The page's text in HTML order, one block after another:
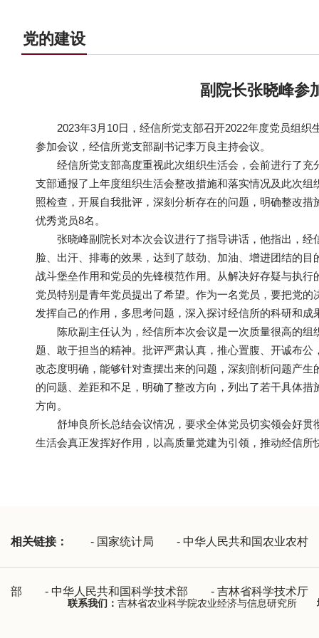
党的建设
副院长张晓峰参
2023年3月10日，经信所党支部召开2022年度党员组
参加会议，经信所党支部副书记李万良主持会议。
经信所党支部高度重视此次组织生活会，会前进行了
支部通报了上年度组织生活会整改措施和落实情况及此次
照检查，开展自我批评，深刻分析存在的问题，明确整改
优秀党员8名。
张晓峰副院长对本次会议进行了指导讲话，他指出，
脸、出汗、排毒的效果，达到了鼓劲、加油、增进团结的
战斗堡垒作用和党员的先锋模范作用。从解决好存疑与执
党员特别是青年党员提出了希望。作为一名党员，要把党
发挥自己的作用，多思考问题，深入探讨经信所的科研和
陈欣副主任认为，经信所本次会议是一次质量很高的
题、敢于担当的精神。批评严肃认真，推心置腹、开诚布
改态度明确，能够针对查摆出来的问题，深刻剖析问题产
的问题、差距和不足，明确了整改方向，列出了若干具体
方向。
舒坤良所长总结会议情况，要求全体党员切实领会好
生活会真正发挥好作用，以高质量党建为引领，推动经信
相关链接： - 国家统计局 - 中华人民共和国农业农村
部 - 中华人民共和国科学技术部 - 吉林省科学技术厅
联系我们： 吉林省农业科学院农业经济与信息研究所